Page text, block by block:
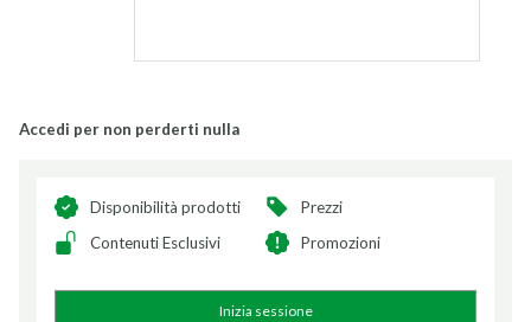
Accedi per non perderti nulla
Disponibilità prodotti
Prezzi
Contenuti Esclusivi
Promozioni
Inizia sessione